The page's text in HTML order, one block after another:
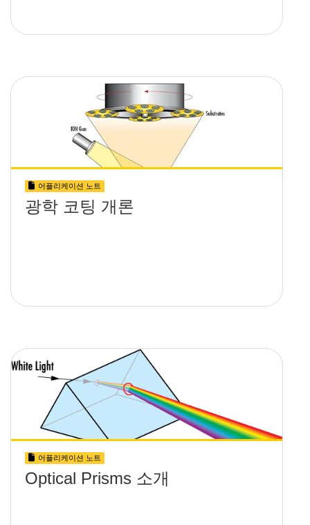
어플리케이션 노트
광학 코팅 개론
어플리케이션 노트
Optical Prisms 소개